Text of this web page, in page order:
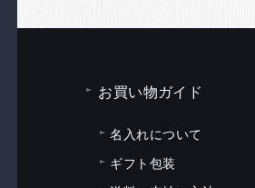
お買い物ガイド
名入れについて
ギフト包装